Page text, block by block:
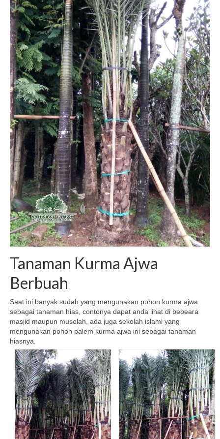
Tanaman Kurma Ajwa
Berbuah
Saat ini banyak sudah yang mengunakan pohon kurma ajwa
sebagai tanaman hias, contonya dapat anda lihat di bebeara
masjid maupun musolah, ada juga sekolah islami yang
mengunakan pohon palem kurma ajwa ini sebagai tanaman
hiasnya.